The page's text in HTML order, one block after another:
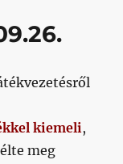
kiemeli,
meg